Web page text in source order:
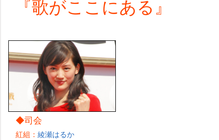
『歌がここにある』
◆司会
紅組： 綾瀬はるか